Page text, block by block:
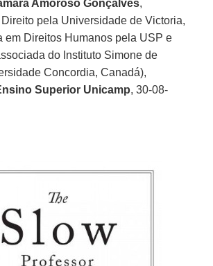
Amoroso Gonçalves,
pela Universidade de Victoria,
em Direitos Humanos pela USP e
do Instituto Simone de
Concordia, Canadá),
Superior Unicamp, 30-08-